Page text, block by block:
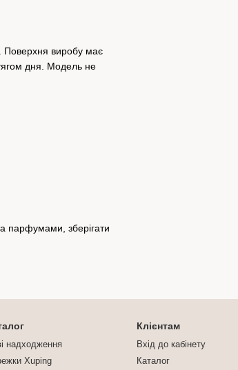
Поверхня виробу має
дня. Модель не
парфумами, зберігати
надходження
Xuping
Клієнтам
Вхід до кабінету
Каталог